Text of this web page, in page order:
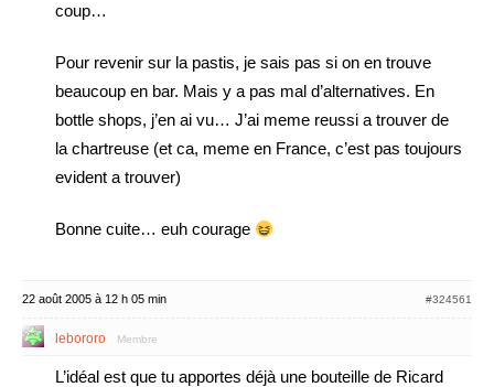
coup…
Pour revenir sur la pastis, je sais pas si on en trouve
beaucoup en bar. Mais y a pas mal d’alternatives. En
bottle shops, j’en ai vu… J’ai meme reussi a trouver de
la chartreuse (et ca, meme en France, c’est pas toujours
evident a trouver)
Bonne cuite… euh courage
22 août 2005 à 12 h 05 min #324561
lebororo Membre
L’idéal est que tu apportes déjà une bouteille de Ricard